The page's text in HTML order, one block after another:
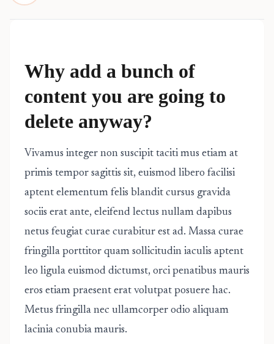
Why add a bunch of
content you are going to
delete anyway?
Vivamus integer non suscipit taciti mus etiam at
primis tempor sagittis sit, euismod libero facilisi
aptent elementum felis blandit cursus gravida
sociis erat ante, eleifend lectus nullam dapibus
netus feugiat curae curabitur est ad. Massa curae
fringilla porttitor quam sollicitudin iaculis aptent
leo ligula euismod dictumst, orci penatibus mauris
eros etiam praesent erat volutpat posuere hac.
Metus fringilla nec ullamcorper odio aliquam
lacinia conubia mauris.